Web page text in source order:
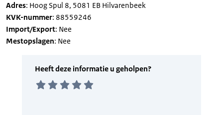
Adres: Hoog Spul 8, 5081 EB Hilvarenbeek
KVK-nummer: 88559246
Import/Export: Nee
Mestopslagen: Nee